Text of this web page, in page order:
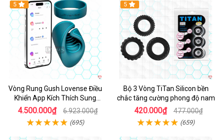
Hot
5
Vòng Rung Gush Lovense Điều
Khiển App Kích Thích Sung
Sướng
4.500.000₫ 6.923.000₫
(695)
5
Bộ 3 Vòng TiTan Silicon bền
chắc tăng cường phong độ nam
420.000₫ 477.000₫
(659)